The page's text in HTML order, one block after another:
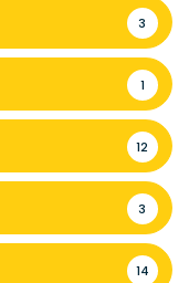
3
1
12
3
14